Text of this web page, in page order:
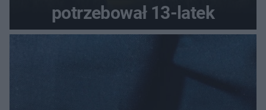
potrzebował 13-latek